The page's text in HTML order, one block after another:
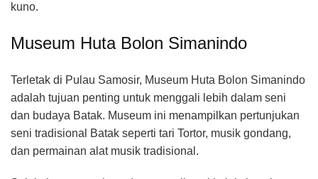
kuno.
Museum Huta Bolon Simanindo
Terletak di Pulau Samosir, Museum Huta Bolon Simanindo
adalah tujuan penting untuk menggali lebih dalam seni
dan budaya Batak. Museum ini menampilkan pertunjukan
seni tradisional Batak seperti tari Tortor, musik gondang,
dan permainan alat musik tradisional.